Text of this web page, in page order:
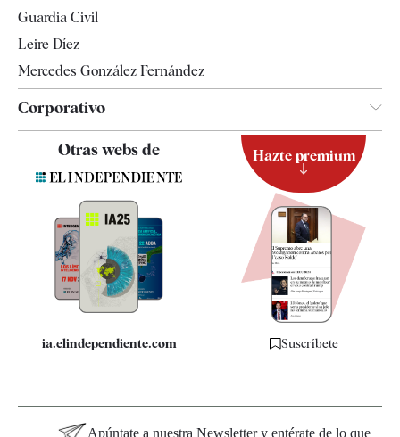
Guardia Civil
Leire Díez
Mercedes González Fernández
Corporativo
Quiénes somos
Especificaciones
Otras webs de
ia.elindependiente.com
Hazte premium
Suscríbete
Apúntate a nuestra Newsletter y entérate de lo que